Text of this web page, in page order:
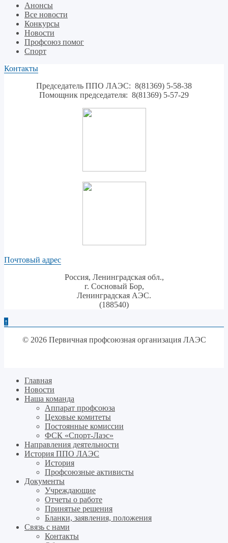
Анонсы
Все новости
Конкурсы
Новости
Профсоюз помог
Спорт
Контакты
Председатель ППО ЛАЭС: 8(81369) 5-58-38
Помощник председателя: 8(81369) 5-57-29
Почтовый адрес
Россия, Ленинградская обл.,
г. Сосновый Бор,
Ленинградская АЭС.
(188540)
↑
© 2026 Первичная профсоюзная организация ЛАЭС
Главная
Новости
Наша команда
Аппарат профсоюза
Цеховые комитеты
Постоянные комиссии
ФСК «Спорт-Лаэс»
Направления деятельности
История ППО ЛАЭС
История
Профсоюзные активисты
Документы
Учреждающие
Отчеты о работе
Принятые решения
Бланки, заявления, положения
Связь с нами
Контакты